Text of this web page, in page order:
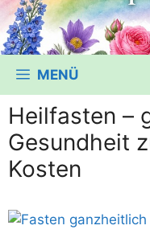
MENÜ
Heilfasten –
Gesundheit
Kosten